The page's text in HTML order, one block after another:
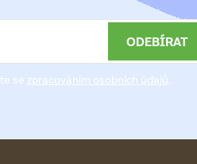
se zpracováním osobních údajů.
ODEBÍRAT